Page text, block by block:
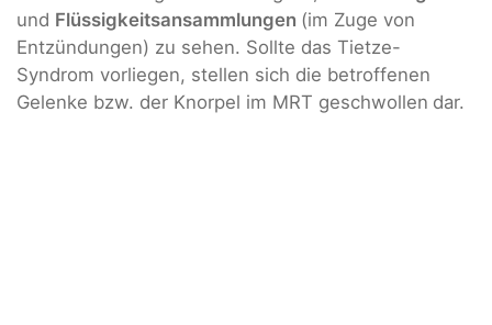
und Flüssigkeitsansammlungen (im Zuge von
Entzündungen) zu sehen. Sollte das Tietze-
Syndrom vorliegen, stellen sich die betroffenen
Gelenke bzw. der Knorpel im MRT geschwollen dar.